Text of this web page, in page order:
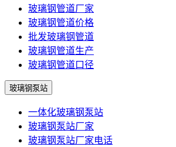
玻璃钢管道厂家
玻璃钢管道价格
批发玻璃钢管道
玻璃钢管道生产
玻璃钢管道口径
玻璃钢泵站
一体化玻璃钢泵站
玻璃钢泵站厂家
玻璃钢泵站厂家电话